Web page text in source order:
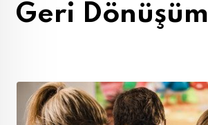
Geri Dönüşüm